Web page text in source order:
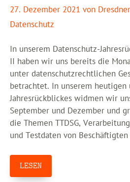
27. Dezember 2021 von
Datenschutz
In unserem Datenschutz-
II haben wir uns bereits die
unter datenschutzrechtlichen
betrachtet. In unserem
Jahresrückblickes widmen wir
September und Dezember und
die Themen TTDSG,
und Testdaten von
LESEN